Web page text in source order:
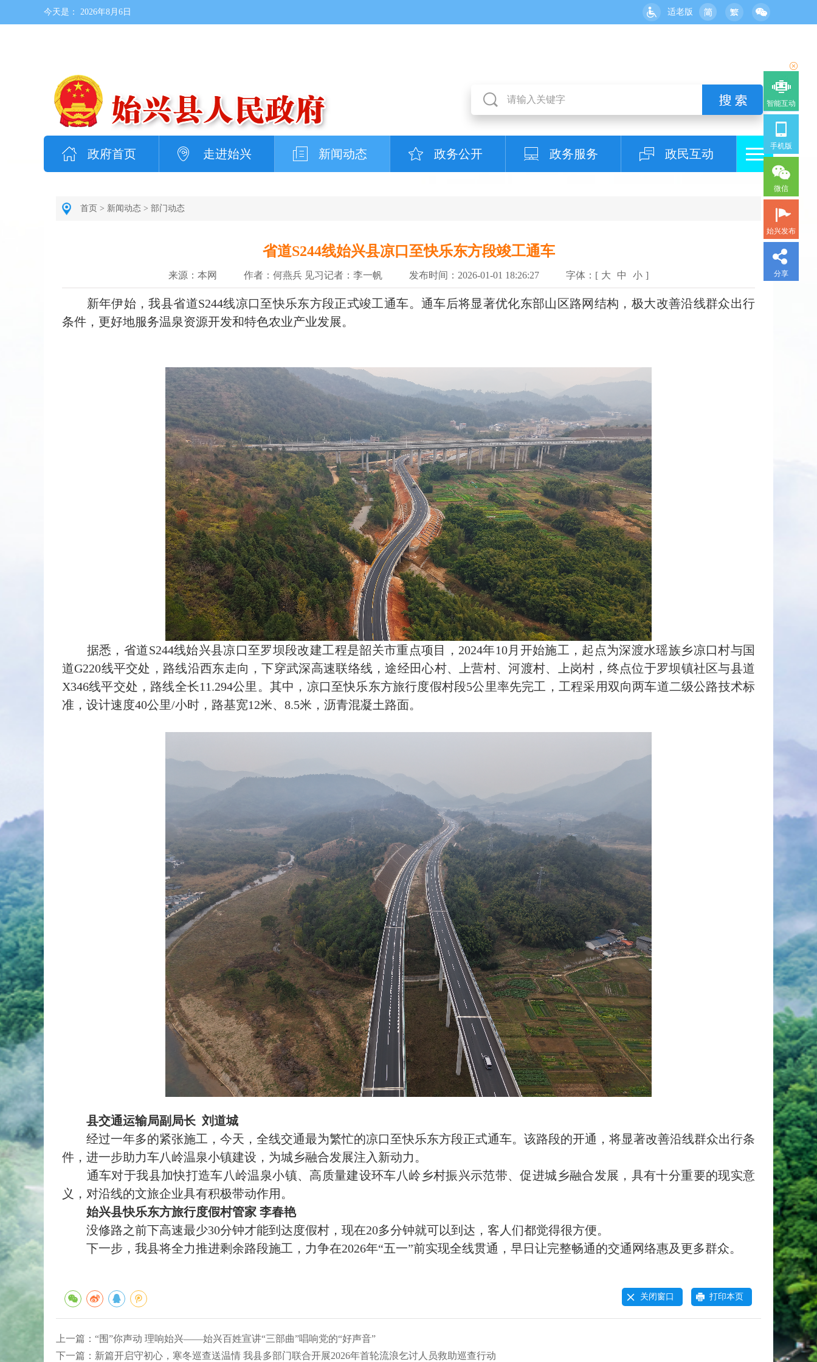
今天是： 2026年8月6日 适老版
政府首页 走进始兴 新闻动态 政务公开 政务服务 政民互动
首页 > 新闻动态 > 部门动态
省道S244线始兴县凉口至快乐东方段竣工通车
来源：本网 作者：何燕兵 见习记者：李一帆 发布时间：2026-01-01 18:26:27 字体：[ 大 中 小 ]
新年伊始，我县省道S244线凉口至快乐东方段正式竣工通车。通车后将显著优化东部山区路网结构，极大改善沿线群众出行
条件，更好地服务温泉资源开发和特色农业产业发展。
据悉，省道S244线始兴县凉口至罗坝段改建工程是韶关市重点项目，2024年10月开始施工，起点为深渡水瑶族乡凉口村与国
道G220线平交处，路线沿西东走向，下穿武深高速联络线，途经田心村、上营村、河渡村、上岗村，终点位于罗坝镇社区与县道
X346线平交处，路线全长11.294公里。其中，凉口至快乐东方旅行度假村段5公里率先完工，工程采用双向两车道二级公路技术标
准，设计速度40公里/小时，路基宽12米、8.5米，沥青混凝土路面。
县交通运输局副局长 刘道城
经过一年多的紧张施工，今天，全线交通最为繁忙的凉口至快乐东方段正式通车。该路段的开通，将显著改善沿线群众出行条
件，进一步助力车八岭温泉小镇建设，为城乡融合发展注入新动力。
通车对于我县加快打造车八岭温泉小镇、高质量建设环车八岭乡村振兴示范带、促进城乡融合发展，具有十分重要的现实意
义，对沿线的文旅企业具有积极带动作用。
始兴县快乐东方旅行度假村管家 李春艳
没修路之前下高速最少30分钟才能到达度假村，现在20多分钟就可以到达，客人们都觉得很方便。
下一步，我县将全力推进剩余路段施工，力争在2026年“五一”前实现全线贯通，早日让完整畅通的交通网络惠及更多群众。
关闭窗口 打印本页
上一篇： “围”你声动 理响始兴——始兴百姓宣讲“三部曲”唱响党的“好声音”
下一篇： 新篇开启守初心，寒冬巡查送温情 我县多部门联合开展2026年首轮流浪乞讨人员救助巡查行动
智能互动
手机版
微信
始兴发布
分享